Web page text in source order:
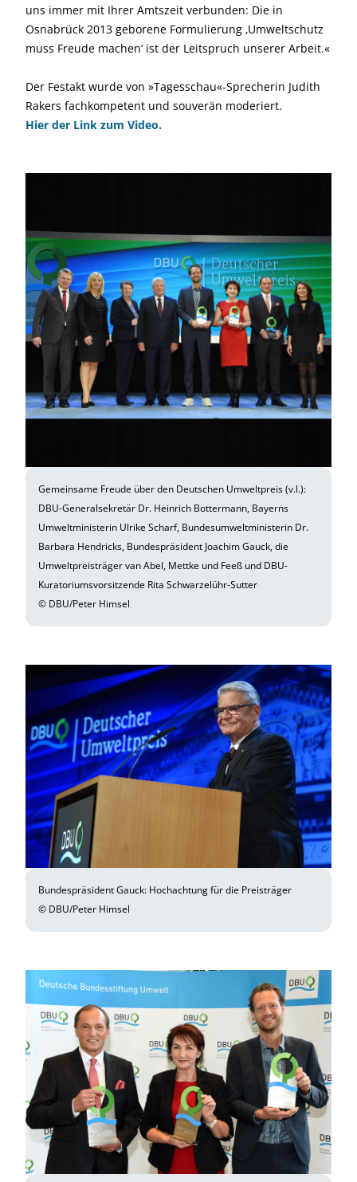
uns immer mit Ihrer Amtszeit verbunden: Die in
Osnabrück 2013 geborene Formulierung ‚Umweltschutz
muss Freude machen‘ ist der Leitspruch unserer Arbeit.«
Der Festakt wurde von »Tagesschau«-Sprecherin Judith
Rakers fachkompetent und souverän moderiert.
Hier der Link zum Video.
Gemeinsame Freude über den Deutschen Umweltpreis (v.l.):
DBU-General­sekretär Dr. Heinrich Bottermann, Bayerns
Umweltministerin Ulrike Scharf, Bundesumweltministerin Dr.
Barbara Hendricks, Bundespräsident Joachim Gauck, die
Umweltpreisträger van Abel, Mettke und Feeß und DBU-
Kuratoriums­vorsitzende Rita Schwarzelühr-Sutter
© DBU/Peter Himsel
Bundespräsident Gauck: Hochachtung für die Preisträger
© DBU/Peter Himsel